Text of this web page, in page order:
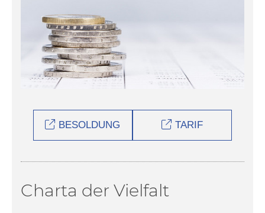
BESOLDUNG TARIF
Charta der Vielfalt